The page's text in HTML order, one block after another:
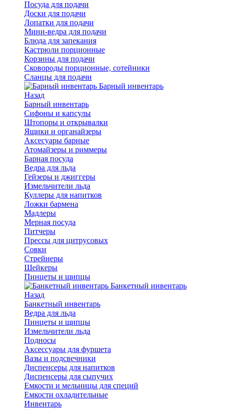
Посуда для подачи
Доски для подачи
Лопатки для подачи
Мини-ведра для подачи
Блюда для запекания
Кастрюли порционные
Корзины для подачи
Сковороды порционные, сотейники
Сланцы для подачи
Барный инвентарь
Назад
Барный инвентарь
Сифоны и капсулы
Штопоры и открывалки
Ящики и органайзеры
Аксесуары барные
Атомайзеры и риммеры
Барная посуда
Ведра для льда
Гейзеры и джиггеры
Измельчители льда
Куллеры для напитков
Ложки бармена
Мадлеры
Мерная посуда
Питчеры
Прессы для цитрусовых
Совки
Стрейнеры
Шейкеры
Пинцеты и щипцы
Банкетный инвентарь
Назад
Банкетный инвентарь
Ведра для льда
Пинцеты и щипцы
Измельчители льда
Подносы
Аксессуары для фуршета
Вазы и подсвечники
Диспенсеры для напитков
Диспенсеры для сыпучих
Емкости и мельницы для специй
Емкости охладительные
Инвентарь